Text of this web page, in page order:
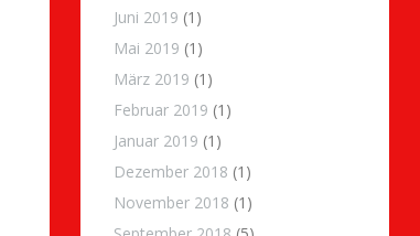
Juni 2019 (1)
Mai 2019 (1)
März 2019 (1)
Februar 2019 (1)
Januar 2019 (1)
Dezember 2018 (1)
November 2018 (1)